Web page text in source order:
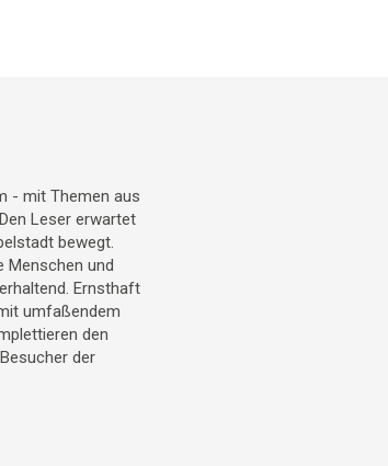
- mit Themen aus
Leser erwartet
bewegt.
Menschen und
Ernsthaft
umfaßendem
den
der